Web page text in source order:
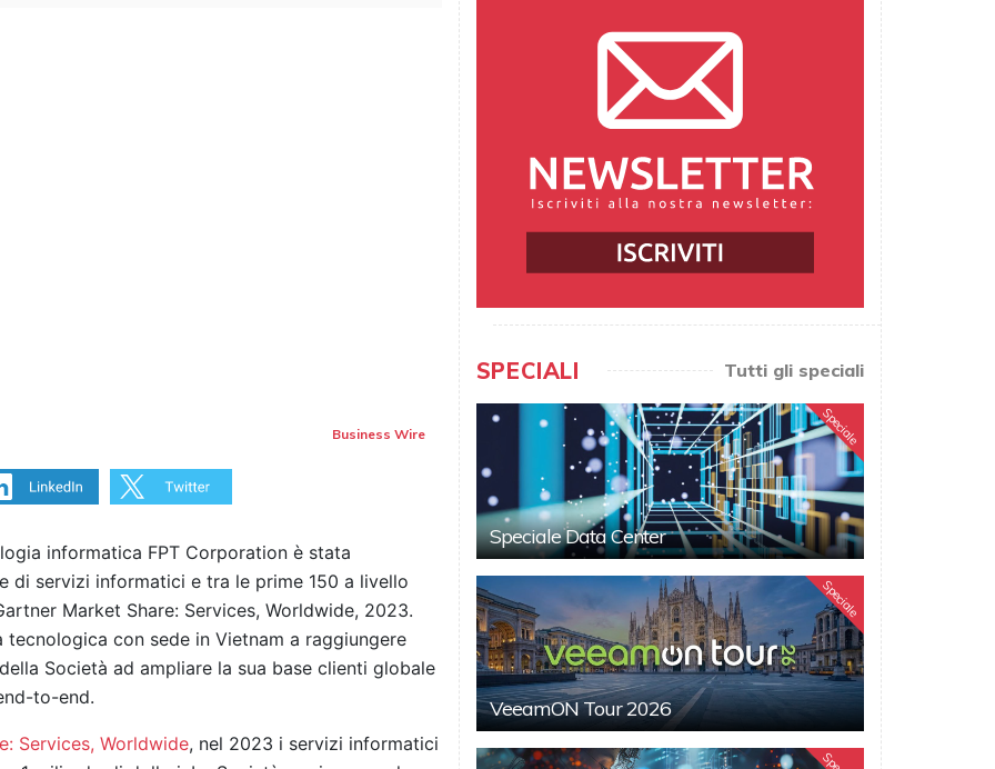
Business Wire
informatica FPT Corporation è stata
di servizi informatici e tra le prime 150 a livello
Market Share: Services, Worldwide, 2023.
con sede in Vietnam a raggiungere
Società ad ampliare la sua base clienti globale
to-end.
Services, Worldwide, nel 2023 i servizi informatici
SPECIALI Tutti gli speciali
Speciale
Speciale Data Center
Speciale
VeeamON Tour 2026